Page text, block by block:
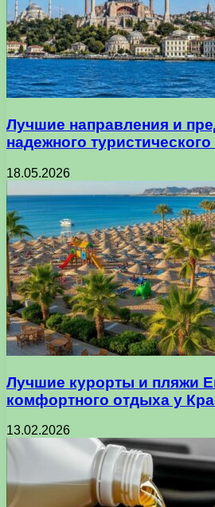
Лучшие направления и
надежного туристического
18.05.2026
Лучшие курорты и пляжи
комфортного отдыха у
13.02.2026